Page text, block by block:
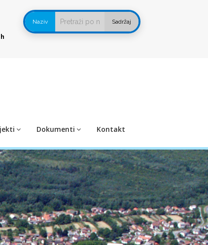
Naziv Sadržaj
Dokumenti Kontakt